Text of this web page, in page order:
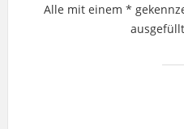
Alle mit einem *